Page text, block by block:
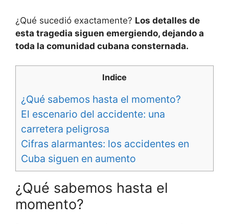
¿Qué sucedió exactamente? Los detalles de
esta tragedia siguen emergiendo, dejando a
toda la comunidad cubana consternada.
Indice
¿Qué sabemos hasta el momento?
El escenario del accidente: una
carretera peligrosa
Cifras alarmantes: los accidentes en
Cuba siguen en aumento
¿Qué sabemos hasta el
momento?